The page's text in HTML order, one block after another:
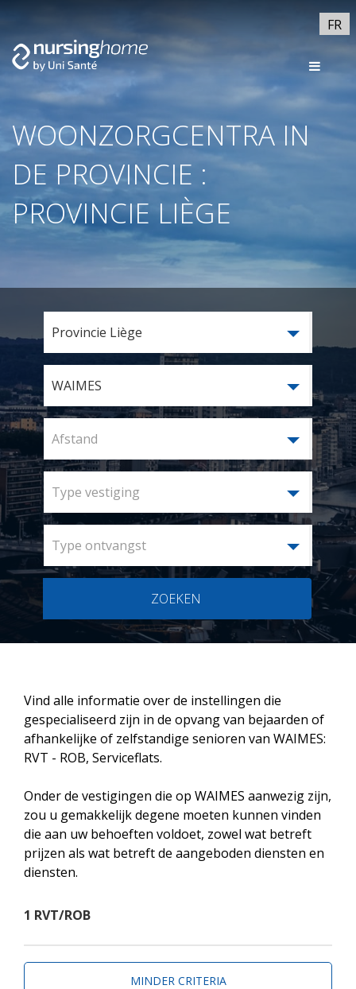
FR
WOONZORGCENTRA IN
DE PROVINCIE :
PROVINCIE LIÈGE
Provincie Liège
WAIMES
Afstand
Type vestiging
Type ontvangst
ZOEKEN
Vind alle informatie over de instellingen die
gespecialiseerd zijn in de opvang van bejaarden of
afhankelijke of zelfstandige senioren van WAIMES:
RVT - ROB, Serviceflats.
Onder de vestigingen die op WAIMES aanwezig zijn,
zou u gemakkelijk degene moeten kunnen vinden
die aan uw behoeften voldoet, zowel wat betreft
prijzen als wat betreft de aangeboden diensten en
diensten.
1 RVT/ROB
MINDER CRITERIA